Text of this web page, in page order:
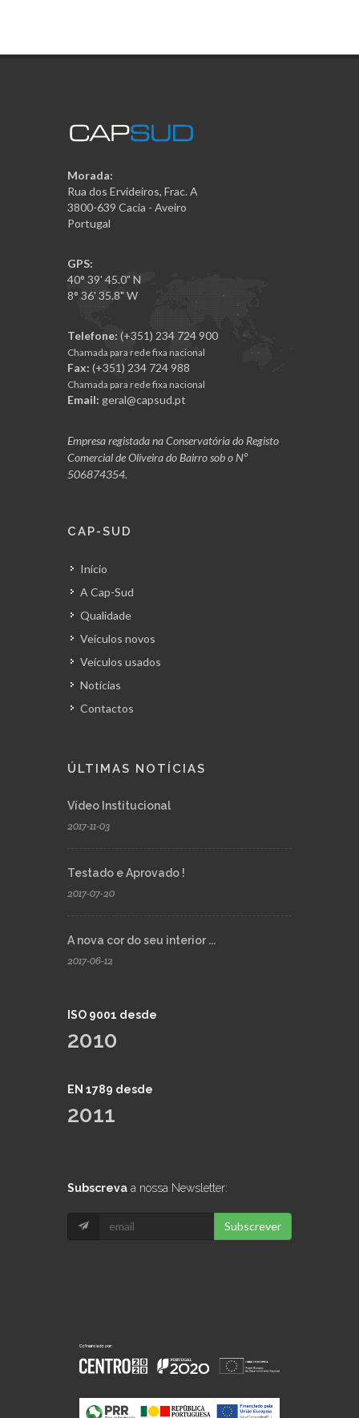
Morada:
Rua dos Ervideiros, Frac. A
3800-639 Cacia - Aveiro
Portugal
GPS:
40° 39' 45.0" N
8° 36' 35.8" W
Telefone: (+351) 234 724 900
Chamada para rede fixa nacional
Fax: (+351) 234 724 988
Chamada para rede fixa nacional
Email: geral@capsud.pt
Empresa registada na Conservatória do Registo
Comercial de Oliveira do Bairro sob o Nº
506874354.
CAP-SUD
Início
A Cap-Sud
Qualidade
Veículos novos
Veículos usados
Notícias
Contactos
ÚLTIMAS NOTÍCIAS
Vídeo Institucional
2017-11-03
Testado e Aprovado !
2017-07-20
A nova cor do seu interior ...
2017-06-12
ISO 9001 desde
2010
EN 1789 desde
2011
Subscreva a nossa Newsletter:
Subscrever